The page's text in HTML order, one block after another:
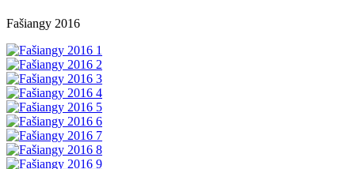
Fašiangy 2016